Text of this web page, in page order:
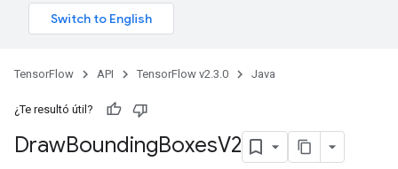
TensorFlow API TensorFlow v2.3.0 Java
¿Te resultó útil?
DrawBoundingBoxesV2